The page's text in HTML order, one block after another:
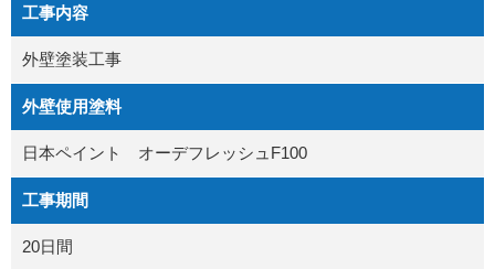
工事内容
外壁塗装工事
外壁使用塗料
日本ペイント オーデフレッシュF100
工事期間
20日間